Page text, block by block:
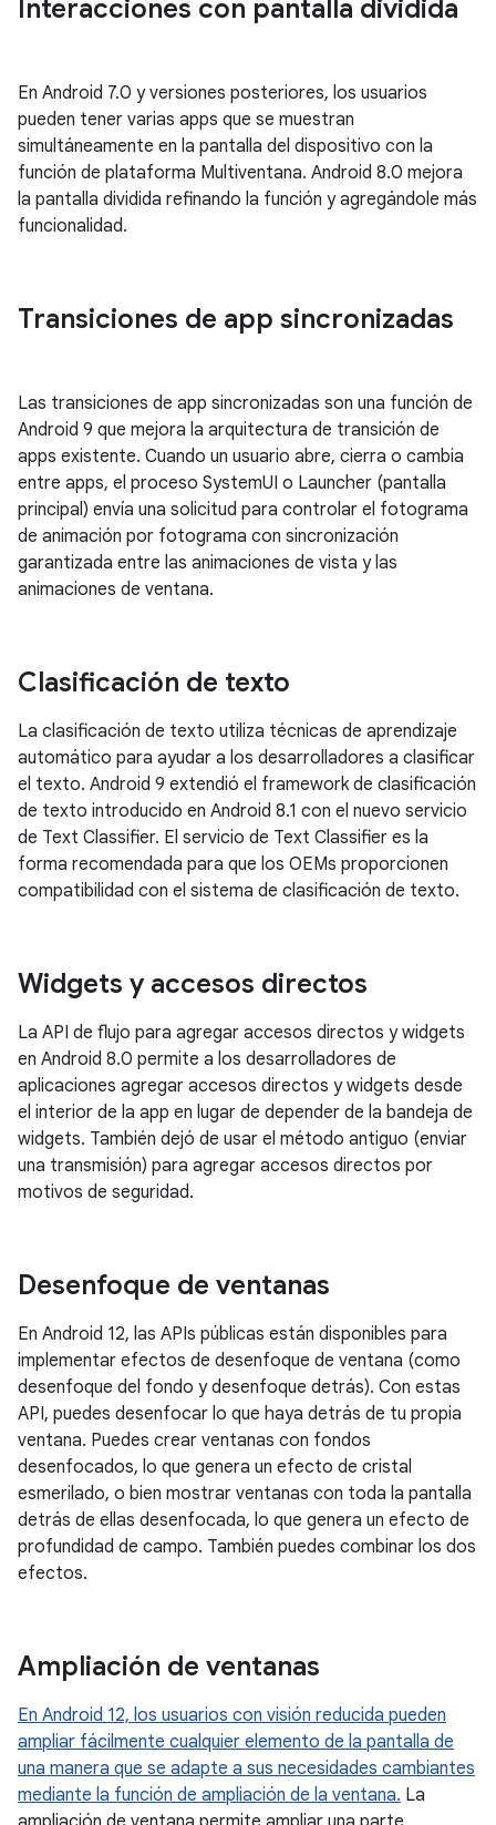
Interacciones con pantalla dividida
En Android 7.0 y versiones posteriores, los usuarios
pueden tener varias apps que se muestran
simultáneamente en la pantalla del dispositivo con la
función de plataforma Multiventana. Android 8.0 mejora
la pantalla dividida refinando la función y agregándole más
funcionalidad.
Transiciones de app sincronizadas
Las transiciones de app sincronizadas son una función de
Android 9 que mejora la arquitectura de transición de
apps existente. Cuando un usuario abre, cierra o cambia
entre apps, el proceso SystemUI o Launcher (pantalla
principal) envía una solicitud para controlar el fotograma
de animación por fotograma con sincronización
garantizada entre las animaciones de vista y las
animaciones de ventana.
Clasificación de texto
La clasificación de texto utiliza técnicas de aprendizaje
automático para ayudar a los desarrolladores a clasificar
el texto. Android 9 extendió el framework de clasificación
de texto introducido en Android 8.1 con el nuevo servicio
de Text Classifier. El servicio de Text Classifier es la
forma recomendada para que los OEMs proporcionen
compatibilidad con el sistema de clasificación de texto.
Widgets y accesos directos
La API de flujo para agregar accesos directos y widgets
en Android 8.0 permite a los desarrolladores de
aplicaciones agregar accesos directos y widgets desde
el interior de la app en lugar de depender de la bandeja de
widgets. También dejó de usar el método antiguo (enviar
una transmisión) para agregar accesos directos por
motivos de seguridad.
Desenfoque de ventanas
En Android 12, las APIs públicas están disponibles para
implementar efectos de desenfoque de ventana (como
desenfoque del fondo y desenfoque detrás). Con estas
API, puedes desenfocar lo que haya detrás de tu propia
ventana. Puedes crear ventanas con fondos
desenfocados, lo que genera un efecto de cristal
esmerilado, o bien mostrar ventanas con toda la pantalla
detrás de ellas desenfocada, lo que genera un efecto de
profundidad de campo. También puedes combinar los dos
efectos.
Ampliación de ventanas
En Android 12, los usuarios con visión reducida pueden
ampliar fácilmente cualquier elemento de la pantalla de
una manera que se adapte a sus necesidades cambiantes
mediante la función de ampliación de la ventana. La